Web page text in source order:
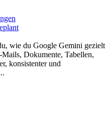
wie du Google Gemini gezielt
Dokumente, Tabellen,
konsistenter und